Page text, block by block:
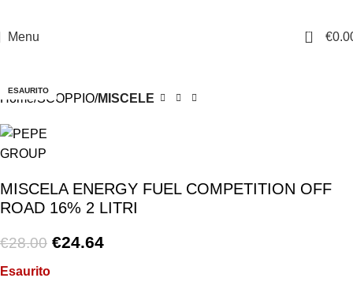
Menu 0 €
ESAURITO
Home SCOPPIO MISCELE
MISCELA ENERGY FUEL COMPETITION OFF
ROAD 16% 2 LITRI
€28.00 €24.64
Esaurito